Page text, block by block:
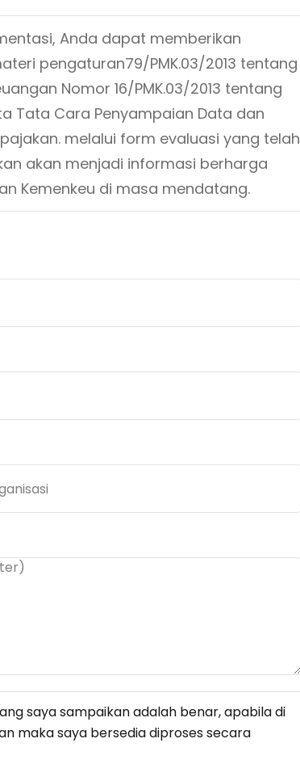
Anda dapat memberikan
pengaturan79/PMK.03/2013 tentang
Nomor 16/PMK.03/2013 tentang
Tata Cara Penyampaian Data dan
melalui form evaluasi yang telah
akan menjadi informasi berharga
Kemenkeu di masa mendatang.
saya sampaikan adalah benar, apabila di
maka saya bersedia diproses secara